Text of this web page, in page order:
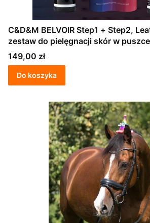
C&D&M BELVOIR Step1 + Step2,
zestaw do pielęgnacji skór w puszce
Cena
149,00 zł
Do koszyka